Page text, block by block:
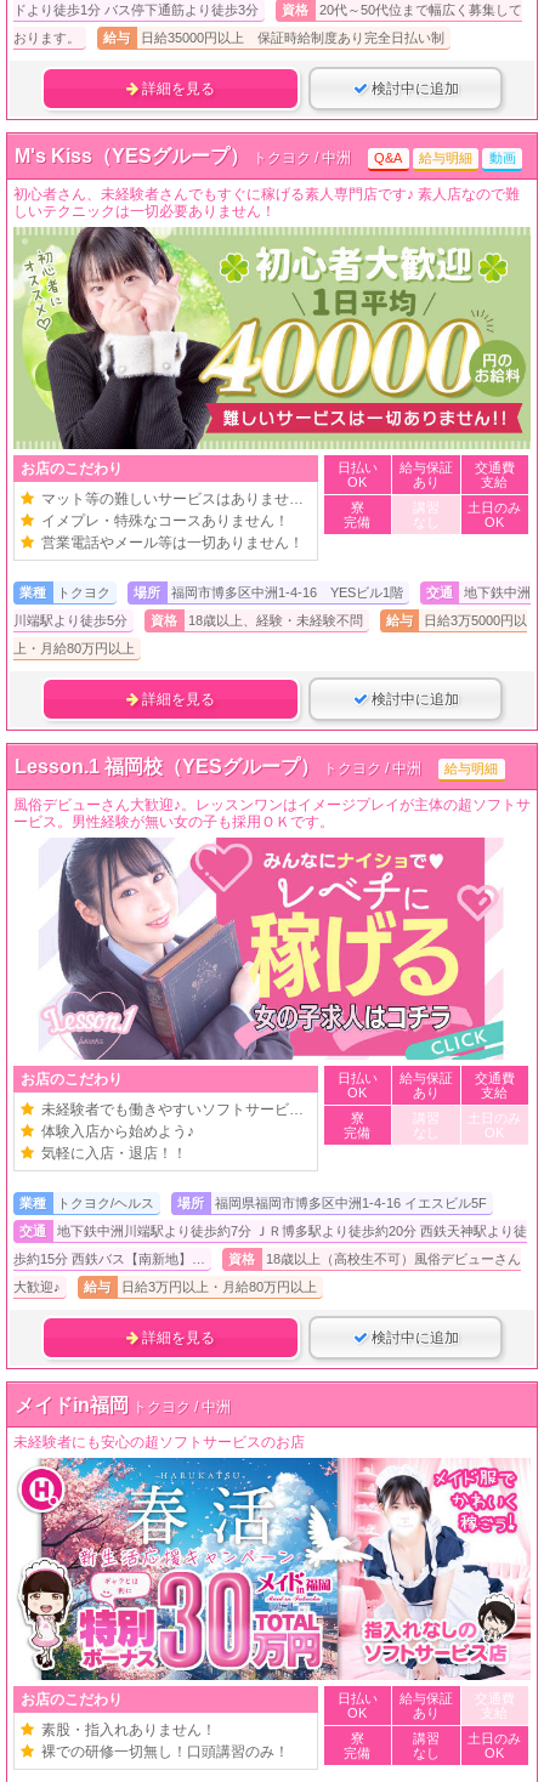
ドより徒歩1分 バス停下通筋より徒歩3分
資格
20代～50代位まで幅広く募集して
おります。
給与 日給35000円以上 保証時給制度あり完全日払い制
詳細を見る 検討中に追加
M's Kiss（YESグループ） トクヨク / 中洲 Q&A 給与明細 動画
初心者さん、未経験者さんでもすぐに稼げる素人専門店です♪ 素人店なので難
しいテクニックは一切必要ありません！
お店のこだわり
マット等の難しいサービスはありません！
イメプレ・特殊なコースありません！
営業電話やメール等は一切ありません！
日払い
OK
給与保証
あり
交通費
支給
寮
完備
講習
なし
土日のみ
OK
業種 トクヨク 場所 福岡市博多区中洲1-4-16 YESビル1階 交通
地下鉄中洲
川端駅より徒歩5分
資格 18歳以上、経験・未経験不問 給与
日給3万5000円以
上・月給80万円以上
詳細を見る 検討中に追加
Lesson.1 福岡校（YESグループ） トクヨク / 中洲 給与明細
風俗デビューさん大歓迎♪。レッスンワンはイメージプレイが主体の超ソフトサ
ービス。男性経験が無い女の子も採用ＯＫです。
お店のこだわり
未経験者でも働きやすいソフトサービス店
体験入店から始めよう♪
気軽に入店・退店！！
日払い
OK
給与保証
あり
交通費
支給
寮
完備
講習
なし
土日のみ
OK
業種 トクヨク/ヘルス 場所
福岡県福岡市博多区中洲1-4-16 イエスビル5F
交通
地下鉄中洲川端駅より徒歩約7分 ＪＲ博多駅より徒歩約20分 西鉄天神駅より徒
歩約15分 西鉄バス【南新地】…
資格
18歳以上（高校生不可）風俗デビューさん
大歓迎♪
給与 日給3万円以上・月給80万円以上
詳細を見る 検討中に追加
メイドin福岡 トクヨク / 中洲
未経験者にも安心の超ソフトサービスのお店
お店のこだわり
素股・指入れありません！
裸での研修一切無し！口頭講習のみ！
日払い
OK
給与保証
あり
交通費
支給
寮
完備
講習
なし
土日のみ
OK